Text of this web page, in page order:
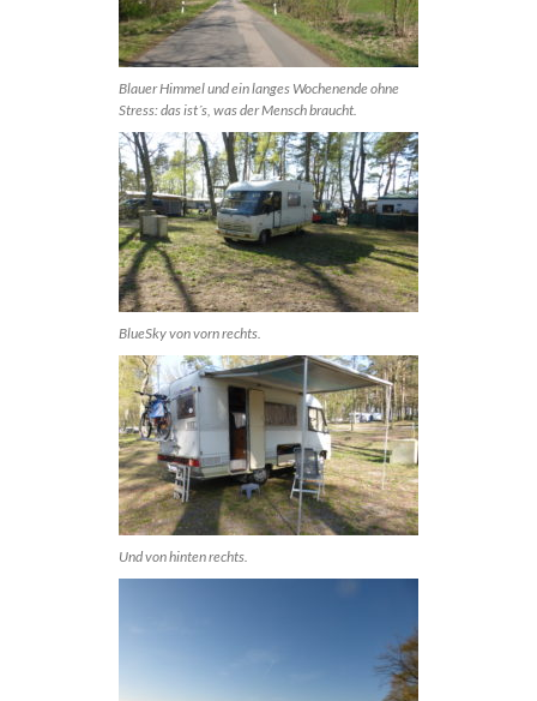
Blauer Himmel und ein langes Wochenende ohne
Stress: das ist´s, was der Mensch braucht.
BlueSky von vorn rechts.
Und von hinten rechts.